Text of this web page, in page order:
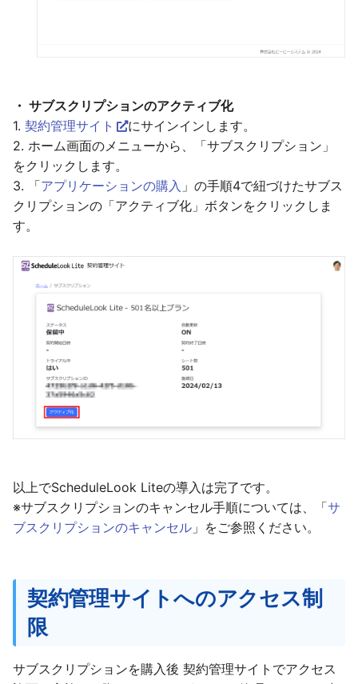
・ サブスクリプションのアクティブ化
1. 契約管理サイト
にサインインします。
2. ホーム画面のメニューから、「サブスクリプション」
をクリックします。
3. 「アプリケーションの購入 」の手順4で紐づけたサブス
クリプションの「アクティブ化」ボタンをクリックしま
す。
以上でScheduleLook Liteの導入は完了です。
※サブスクリプションのキャンセル手順については、「サ
ブスクリプションのキャンセル 」をご参照ください。
契約管理サイトへのアクセス制
限
サブスクリプションを購入後 契約管理サイトでアクセス